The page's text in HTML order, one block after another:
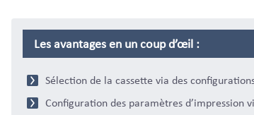
Les avantages en un coup d’œil :
Sélection de la cassette via des
Configuration des paramètres d’impression